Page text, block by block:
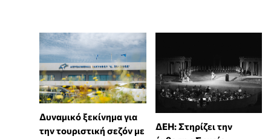
Δυναμικό ξεκίνημα για
την τουριστική σεζόν με
ΔΕΗ: Στηρίζει την